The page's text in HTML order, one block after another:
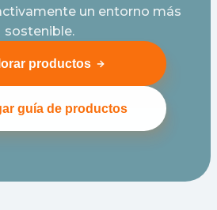
un entorno más
sostenible.
productos
guía de productos